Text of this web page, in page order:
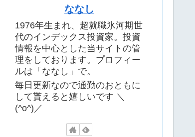
ななし
1976年生まれ、超就職氷河期世
代のインデックス投資家。投資
情報を中心とした当サイトの管
理をしております。プロフィー
ルは「ななし」で。
毎日更新なので通勤のおともに
して貰えると嬉しいです ＼
(^o^)／